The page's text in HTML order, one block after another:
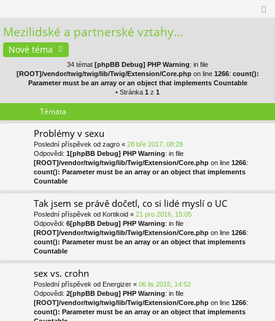
Mezilidské a partnerské vztahy...
Nové téma
34 témat [phpBB Debug] PHP Warning: in file
[ROOT]/vendor/twig/twig/lib/Twig/Extension/Core.phpon line 1266: count():
Parameter must be an array or an object that implements Countable
• Stránka 1 z 1
Témata
Problémy v sexu
Poslední příspěvek od zagro « 28 bře 2017, 08:28
Odpovědi: 1[phpBB Debug] PHP Warning: in file
[ROOT]/vendor/twig/twig/lib/Twig/Extension/Core.php on line 1266:
count(): Parameter must be an array or an object that implements
Countable
Tak jsem se právě dočetl, co si lidé myslí o UC
Poslední příspěvek od Kortikoid « 21 pro 2016, 15:05
Odpovědi: 6[phpBB Debug] PHP Warning: in file
[ROOT]/vendor/twig/twig/lib/Twig/Extension/Core.php on line 1266:
count(): Parameter must be an array or an object that implements
Countable
sex vs. crohn
Poslední příspěvek od Energizer « 06 lis 2015, 14:52
Odpovědi: 2[phpBB Debug] PHP Warning: in file
[ROOT]/vendor/twig/twig/lib/Twig/Extension/Core.php on line 1266:
count(): Parameter must be an array or an object that implements